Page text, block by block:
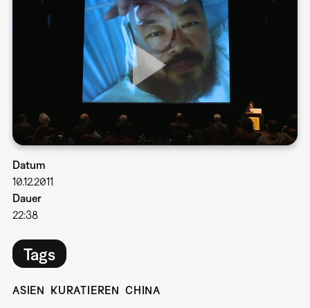
Datum
10.12.2011
Dauer
22:38
Tags
ASIEN KURATIEREN CHINA